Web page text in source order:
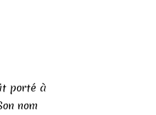
porté à
nom